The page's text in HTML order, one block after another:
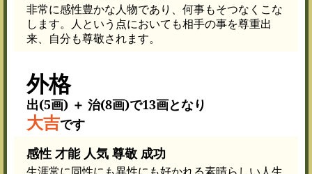
非常に感性豊かな人物であり、何事もそつなくこな
します。人という点においても相手の事を尊重出
来、自分も尊敬されます。
外格
出(5画) ＋ 治(8画)で13画となり
大吉です
感性 才能 人気 尊敬 成功